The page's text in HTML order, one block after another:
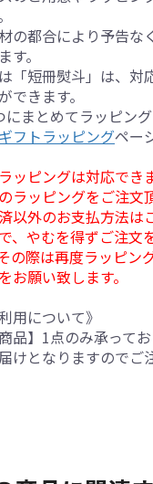
の都合により予告な
す。
「短冊熨斗」は、対
できます。
にまとめてラッピン
フトラッピングペー
ッピングは対応でき
ラッピングをご注文
以外のお支払方法は
、やむを得ずご注文
の際は再度ラッピン
お願い致します。
用について》
品】1点のみ承って
けとなりますのでご